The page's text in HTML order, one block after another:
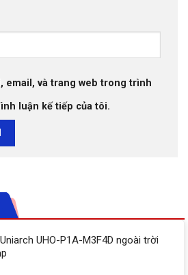
email, và trang web trong trình
luận kế tiếp của tôi.
UHO-P1A-M3F4D ngoài trời